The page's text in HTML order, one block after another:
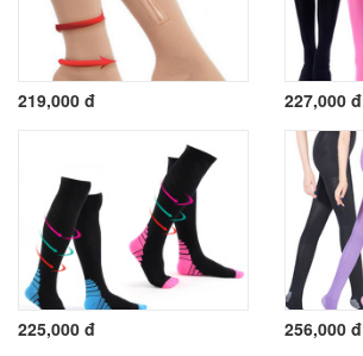
219,000 đ 227,000 đ
225,000 đ 256,000 đ